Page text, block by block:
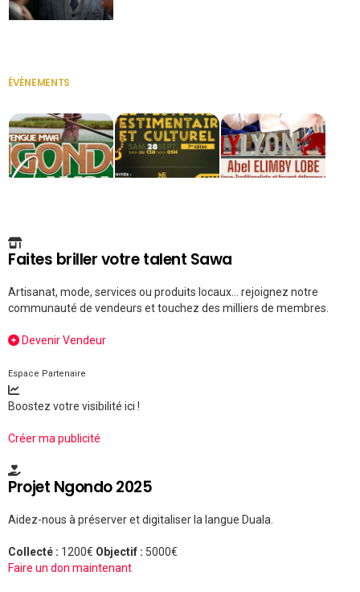
ÉVÉNEMENTS
Faites briller votre talent Sawa
Artisanat, mode, services ou produits locaux... rejoignez notre
communauté de vendeurs et touchez des milliers de membres.
Devenir Vendeur
Espace Partenaire
Boostez votre visibilité ici !
Créer ma publicité
Projet Ngondo 2025
Aidez-nous à préserver et digitaliser la langue Duala.
Collecté : 1200€ Objectif : 5000€
Faire un don maintenant